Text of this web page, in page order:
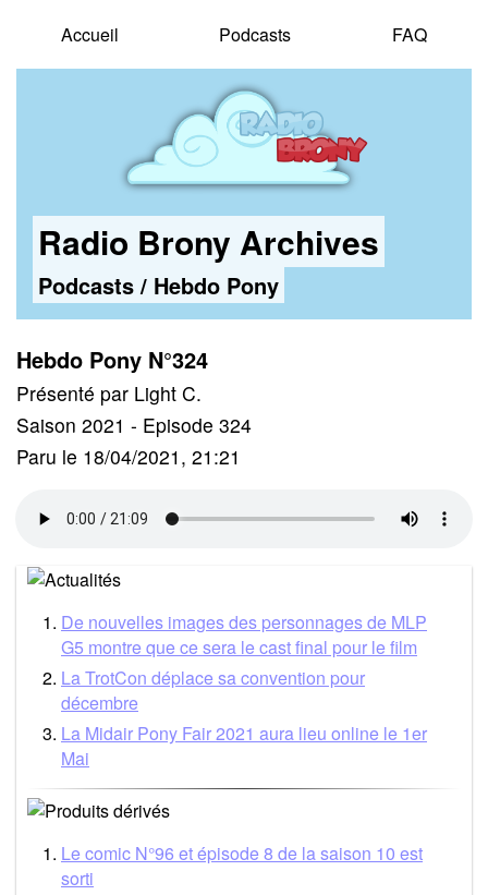
Accueil Podcasts FAQ
Radio Brony Archives
Podcasts/ Hebdo Pony
Hebdo Pony N°324
Présenté par Light C.
Saison 2021 - Episode 324
Paru le 18/04/2021, 21:21
De nouvelles images des personnages de MLP
G5 montre que ce sera le cast final pour le film
La TrotCon déplace sa convention pour
décembre
La Midair Pony Fair 2021 aura lieu online le 1er
Mai
Le comic N°96 et épisode 8 de la saison 10 est
sorti